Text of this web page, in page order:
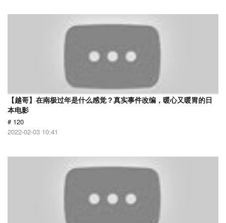
【越哥】在南极过年是什么感觉？真实事件改编，暖心又暖胃的日
本电影
# 120
2022-02-03 10:41